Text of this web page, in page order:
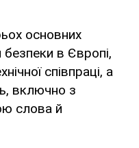
основних
в Європі,
співпраці, а
включно з
слова й